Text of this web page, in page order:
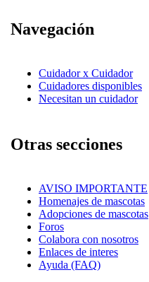
Navegación
Cuidador x Cuidador
Cuidadores disponibles
Necesitan un cuidador
Otras secciones
AVISO IMPORTANTE
Homenajes de mascotas
Adopciones de mascotas
Foros
Colabora con nosotros
Enlaces de interes
Ayuda (FAQ)